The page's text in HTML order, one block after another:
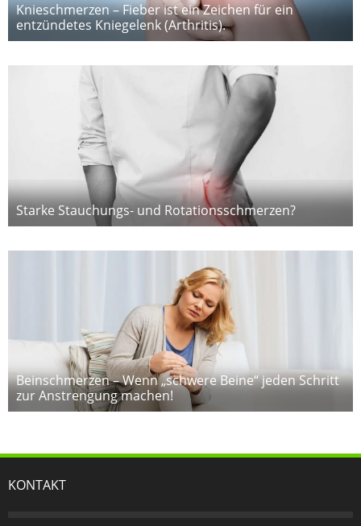
Knieschmerzen – Fieber ist ein Zeichen für ein
entzündetes Kniegelenk (Arthritis).
Starke Stauchungs- und Rotationsschmerzen?
Beinschmerzen – Wenn „schwere Beine“ jeden Schritt
zur Anstrengung machen!
KONTAKT